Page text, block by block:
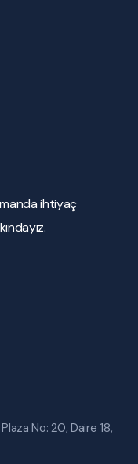
ihtiyaç
No: 20, Daire 18,